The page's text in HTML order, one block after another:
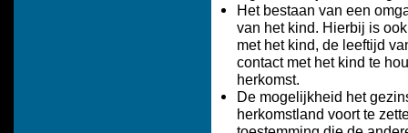
Het bestaan van een
van het kind. Hierbij is
met het kind, de leeftijd
contact met het kind te
herkomst.
De mogelijkheid het
herkomstland voort te